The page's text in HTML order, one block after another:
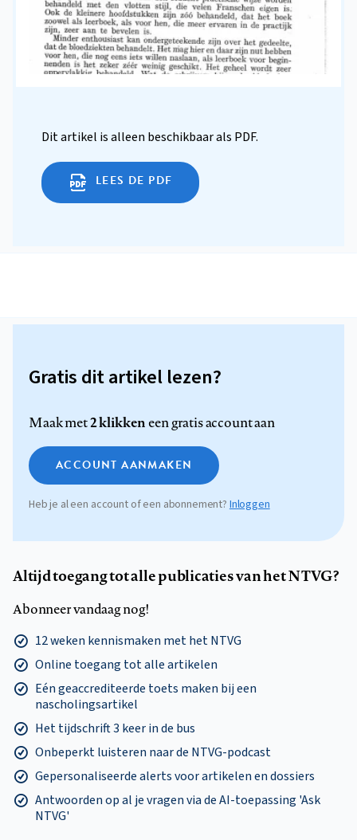
Dit artikel is alleen beschikbaar als PDF.
LEES DE PDF
Gratis dit artikel lezen?
Maak met2 klikkeneen gratis account aan
ACCOUNT AANMAKEN
Heb je al een account of een abonnement? Inloggen
Altijd toegang tot alle publicaties van het NTVG?
Abonneer vandaag nog!
12 weken kennismaken met het NTVG
Online toegang tot alle artikelen
Eén geaccrediteerde toets maken bij een
nascholingsartikel
Het tijdschrift 3 keer in de bus
Onbeperkt luisteren naar de NTVG-podcast
Gepersonaliseerde alerts voor artikelen en dossiers
Antwoorden op al je vragen via de AI-toepassing 'Ask
NTVG'